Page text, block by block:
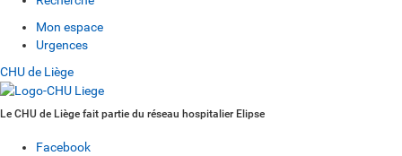
Mon espace
Urgences
CHU de Liège
Le CHU de Liège fait partie du réseau hospitalier Elipse
Facebook